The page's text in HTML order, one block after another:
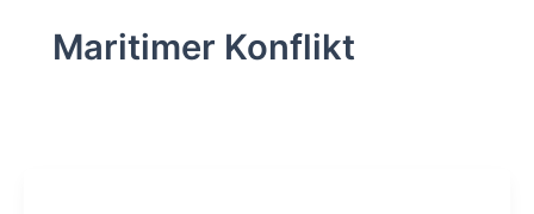
Maritimer Konflikt